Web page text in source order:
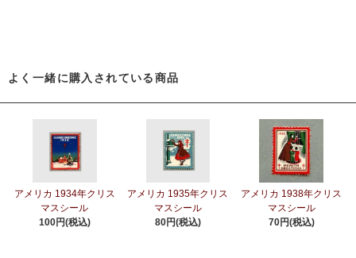
よく一緒に購入されている商品
アメリカ 1934年クリス
マスシール
100円(税込)
アメリカ 1935年クリス
マスシール
80円(税込)
アメリカ 1938年クリス
マスシール
70円(税込)